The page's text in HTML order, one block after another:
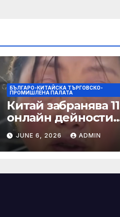
БЪЛГАРО-КИТАЙСКА ТЪРГОВСКО-
ПРОМИШЛЕНА ПАЛАТА
Китай забранява 11
онлайн дейности
при по-строги
правила за
ограничаване на
кибернасилницит
JUNE 6, 2026 ADMIN